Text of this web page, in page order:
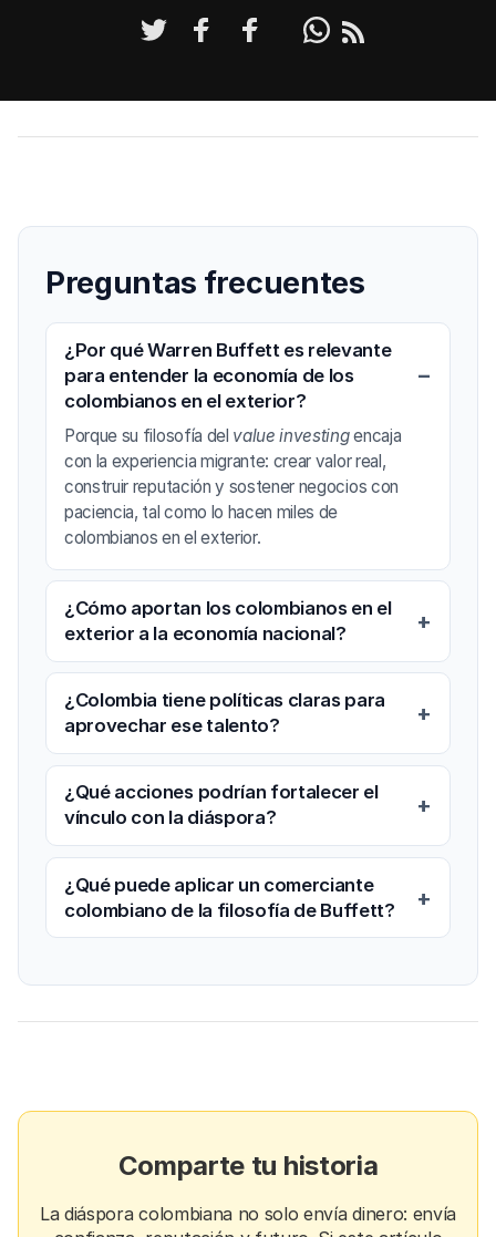
Preguntas frecuentes
¿Por qué Warren Buffett es relevante
para entender la economía de los
colombianos en el exterior?
Porque su filosofía del value investingencaja
con la experiencia migrante: crear valor real,
construir reputación y sostener negocios con
paciencia, tal como lo hacen miles de
colombianos en el exterior.
¿Cómo aportan los colombianos en el
exterior a la economía nacional?
¿Colombia tiene políticas claras para
aprovechar ese talento?
¿Qué acciones podrían fortalecer el
vínculo con la diáspora?
¿Qué puede aplicar un comerciante
colombiano de la filosofía de Buffett?
Comparte tu historia
La diáspora colombiana no solo envía dinero: envía